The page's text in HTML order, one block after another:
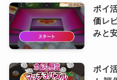
ポイ
価レ
みと
ポイ